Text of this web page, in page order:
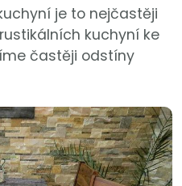
je to nejčastěji
kuchyní ke
častěji odstíny